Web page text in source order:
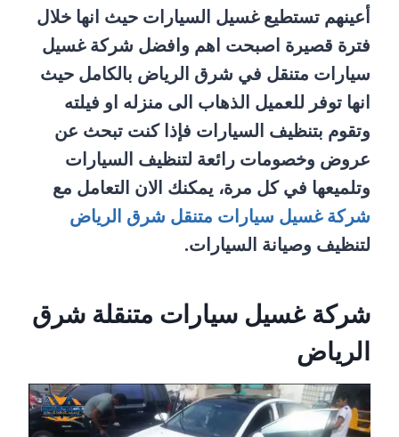
أعينهم تستطيع غسيل السيارات حيث انها خلال
فترة قصيرة اصبحت اهم وافضل شركة غسيل
سيارات متنقل في شرق الرياض بالكامل حيث
انها توفر للعميل الذهاب الى منزله او فيلته
وتقوم بتنظيف السيارات فإذا كنت تبحث عن
عروض وخصومات رائعة لتنظيف السيارات
وتلميعها في كل مرة، يمكنك الان التعامل مع
شركة غسيل سيارات متنقل شرق الرياض
لتنظيف وصيانة السيارات.
شركة غسيل سيارات متنقلة شرق
الرياض